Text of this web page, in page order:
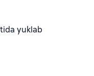
yuklab